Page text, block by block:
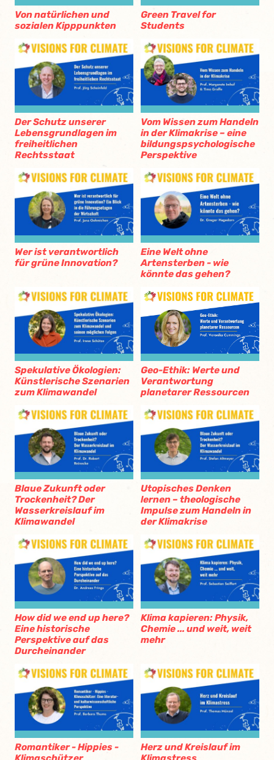
Von natürlichen und
sozialen Kipppunkten
Green Travel for
Students
Der Schutz unserer
Lebensgrundlagen im
freiheitlichen
Rechtsstaat
Vom Wissen zum Handeln
in der Klimakrise – eine
bildungspsychologische
Perspektive
Wer ist verantwortlich
für grüne Innovation?
Eine Welt ohne
Artensterben - wie
könnte das gehen?
Spekulative Ökologien:
Künstlerische Szenarien
zum Klimawandel
Geo-Ethik: Werte und
Verantwortung
planetarer Ressourcen
Blaue Zukunft oder
Trockenheit? Der
Wasserkreislauf im
Klimawandel
Utopisches Denken
lernen – theologische
Impulse zum Handeln in
der Klimakrise
How did we end up here?
Eine historische
Perspektive auf das
Durcheinander
Klima kapieren: Physik,
Chemie ... und weit, weit
mehr
Romantiker - Hippies -
Herz und Kreislauf im